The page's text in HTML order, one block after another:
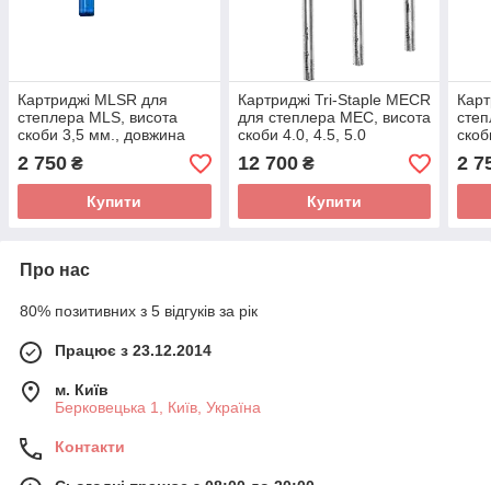
Картриджі MLSR для
степлера MLS, висота
скоби 3,5 мм., довжина
шва 90 мм.
2 750 ₴
Купити
Картриджі Tri-Staple MECR
для степлера MEC, висота
скоби 4.0, 4.5, 5.0
довжина шва 60
мм.,чорний
12 700₴
Купити
шва
2
Про нас
80% позитивних з 5 відгуків за рік
Працює з 23.12.2014
м. Київ
Берковецька 1, Київ, Україна
Контакти